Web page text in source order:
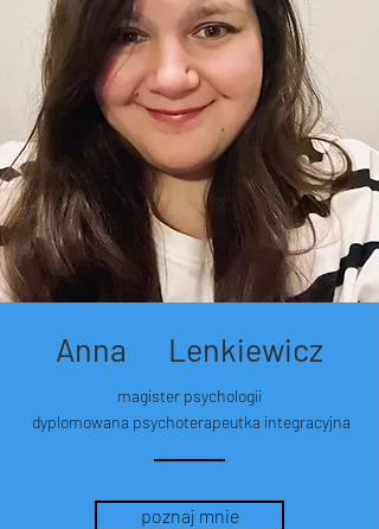
Anna Lenkiewicz
magister psychologii
dyplomowana psychoterapeutka integracyjna
poznaj mnie